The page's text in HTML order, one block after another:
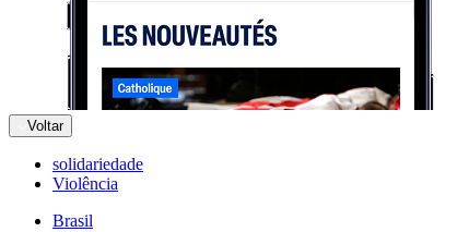
Voltar
solidariedade
Violência
Brasil